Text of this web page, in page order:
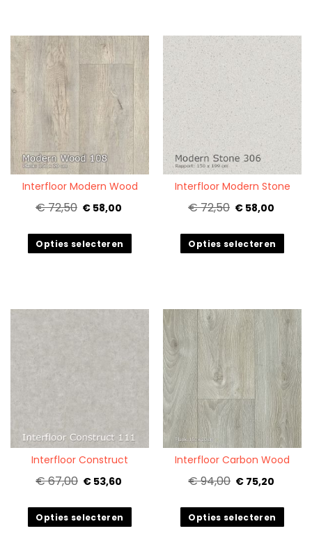
Interfloor Modern Wood
€ 72,50 € 58,00
Quickview
Opties selecteren
Interfloor Modern Stone
€ 72,50 € 58,00
Quickview
Opties selecteren
Interfloor Construct
€ 67,00 € 53,60
Quickview
Opties selecteren
Interfloor Carbon Wood
€ 94,00 € 75,20
Quickview
Opties selecteren